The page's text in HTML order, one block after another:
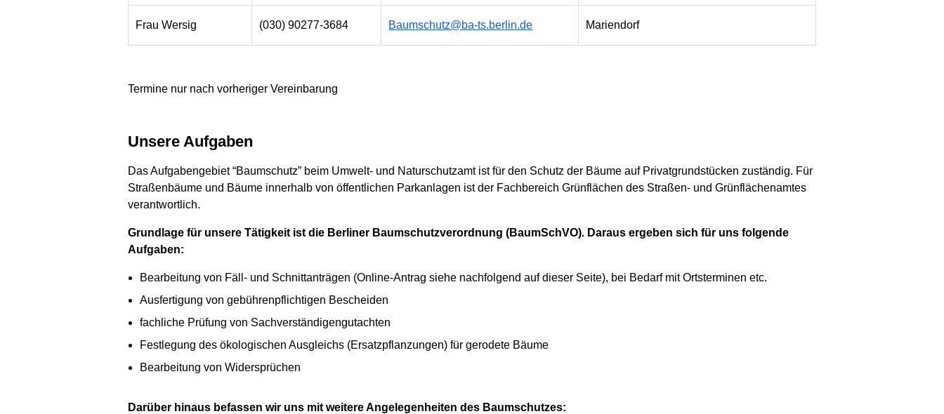
Frau Wersig (030) 90277-3684 Baumschutz@ba-ts.berlin.de Mariendorf
Termine nur nach vorheriger Vereinbarung
Unsere Aufgaben
Das Aufgabengebiet “Baumschutz” beim Umwelt- und Naturschutzamt ist für den Schutz der Bäume auf Privatgrundstücken zuständig. Für
Straßenbäume und Bäume innerhalb von öffentlichen Parkanlagen ist der Fachbereich Grünflächen des Straßen- und Grünflächenamtes
verantwortlich.
Grundlage für unsere Tätigkeit ist die Berliner Baumschutzverordnung (BaumSchVO). Daraus ergeben sich für uns folgende
Aufgaben:
Bearbeitung von Fäll- und Schnittanträgen (Online-Antrag siehe nachfolgend auf dieser Seite), bei Bedarf mit Ortsterminen etc.
Ausfertigung von gebührenpflichtigen Bescheiden
fachliche Prüfung von Sachverständigengutachten
Festlegung des ökologischen Ausgleichs (Ersatzpflanzungen) für gerodete Bäume
Bearbeitung von Widersprüchen
Darüber hinaus befassen wir uns mit weitere Angelegenheiten des Baumschutzes: